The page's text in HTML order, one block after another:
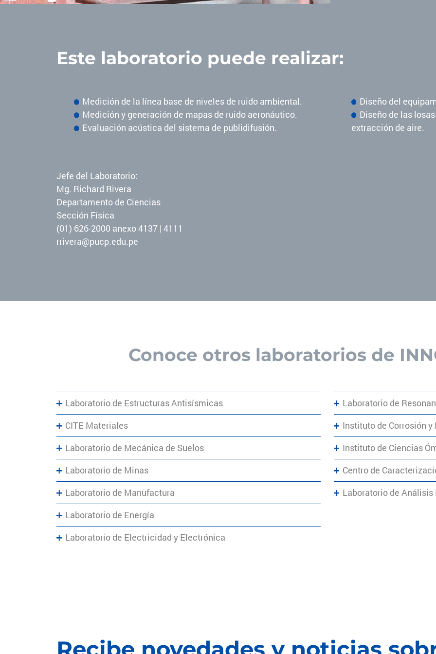
Este laboratorio puede realizar:
Medición de la línea base de niveles de ruido ambiental.
Medición y generación de mapas de ruido aeronáutico.
Evaluación acústica del sistema de publidifusión.
Diseño del
Diseño de las
extracción de aire.
Jefe del Laboratorio:
Mg. Richard Rivera
Departamento de Ciencias
Sección Física
(01) 626-2000 anexo 4137 | 4111
rrivera@pucp.edu.pe
Conoce otros laboratorios de
Laboratorio de Estructuras Antisísmicas
CITE Materiales
Laboratorio de Mecánica de Suelos
Laboratorio de Minas
Laboratorio de Manufactura
Laboratorio de Energía
Laboratorio de Electricidad y Electrónica
Laboratorio de
Instituto de Corrosión
Instituto de Ciencias
Centro de
Laboratorio de Análisis